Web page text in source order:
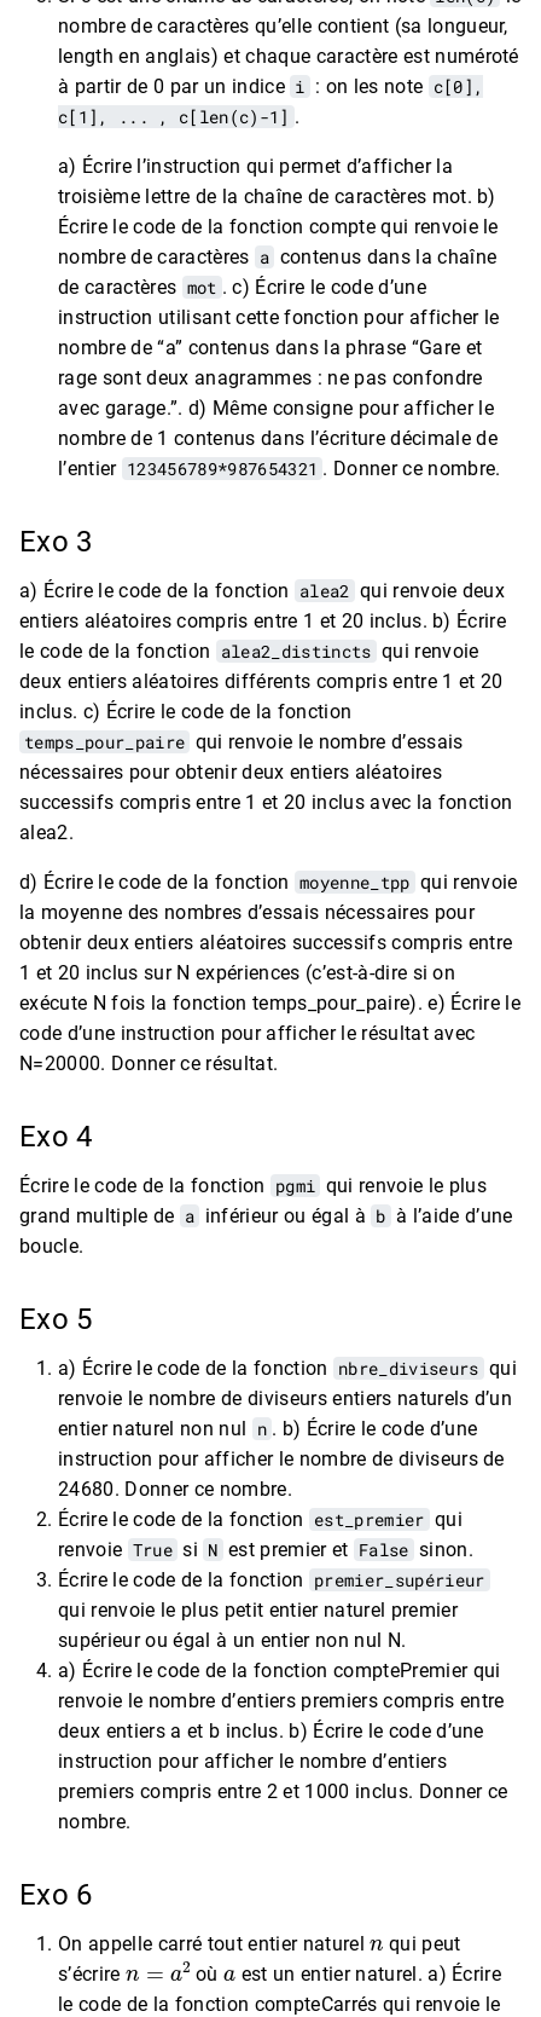
nombre de caractères qu’elle contient (sa longueur,
length en anglais) et chaque caractère est numéroté
à partir de 0 par un indice i : on les note c[0],
c[1], ... , c[len(c)-1] .
a) Écrire l’instruction qui permet d’afficher la
troisième lettre de la chaîne de caractères mot. b)
Écrire le code de la fonction compte qui renvoie le
nombre de caractères a contenus dans la chaîne
de caractères mot . c) Écrire le code d’une
instruction utilisant cette fonction pour afficher le
nombre de “a” contenus dans la phrase “Gare et
rage sont deux anagrammes : ne pas confondre
avec garage.”. d) Même consigne pour afficher le
nombre de 1 contenus dans l’écriture décimale de
l’entier 123456789*987654321 . Donner ce nombre.
Exo 3
a) Écrire le code de la fonction alea2 qui renvoie deux
entiers aléatoires compris entre 1 et 20 inclus. b) Écrire
le code de la fonction alea2_distincts qui renvoie
deux entiers aléatoires différents compris entre 1 et 20
inclus. c) Écrire le code de la fonction
temps_pour_paire qui renvoie le nombre d’essais
nécessaires pour obtenir deux entiers aléatoires
successifs compris entre 1 et 20 inclus avec la fonction
alea2.
d) Écrire le code de la fonction moyenne_tpp qui renvoie
la moyenne des nombres d’essais nécessaires pour
obtenir deux entiers aléatoires successifs compris entre
1 et 20 inclus sur N expériences (c’est-à-dire si on
exécute N fois la fonction temps_pour_paire). e) Écrire le
code d’une instruction pour afficher le résultat avec
N=20000. Donner ce résultat.
Exo 4
Écrire le code de la fonction pgmi qui renvoie le plus
grand multiple de a inférieur ou égal à b à l’aide d’une
boucle.
Exo 5
a) Écrire le code de la fonction nbre_diviseurs qui
renvoie le nombre de diviseurs entiers naturels d’un
entier naturel non nul n . b) Écrire le code d’une
instruction pour afficher le nombre de diviseurs de
24680. Donner ce nombre.
Écrire le code de la fonction est_premier qui
renvoie True si N est premier et False sinon.
Écrire le code de la fonction premier_supérieur
qui renvoie le plus petit entier naturel premier
supérieur ou égal à un entier non nul N.
a) Écrire le code de la fonction comptePremier qui
renvoie le nombre d’entiers premiers compris entre
deux entiers a et b inclus. b) Écrire le code d’une
instruction pour afficher le nombre d’entiers
premiers compris entre 2 et 1000 inclus. Donner ce
nombre.
Exo 6
On appelle carré tout entier naturel
qui peut
s’écrire
n=a2
où
a
est un entier naturel. a) Écrire
le code de la fonction compteCarrés qui renvoie le